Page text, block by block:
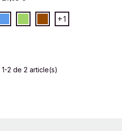
+1
2 de 2 article(s)